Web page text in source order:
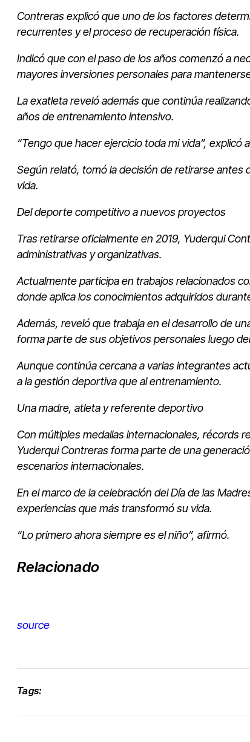
Contreras explicó que uno de los factores
recurrentes y el proceso de recuperación física.
Indicó que con el paso de los años comenzó a
mayores inversiones personales para
La exatleta reveló además que continúa
años de entrenamiento intensivo.
“Tengo que hacer ejercicio toda mi vida”,
Según relató, tomó la decisión de retirarse antes
vida.
Del deporte competitivo a nuevos proyectos
Tras retirarse oficialmente en 2019, Yuderqui
administrativas y organizativas.
Actualmente participa en trabajos relacionados
donde aplica los conocimientos adquiridos
Además, reveló que trabaja en el desarrollo de
forma parte de sus objetivos personales luego
Aunque continúa cercana a varias integrantes
a la gestión deportiva que al entrenamiento.
Una madre, atleta y referente deportivo
Con múltiples medallas internacionales, récords
Yuderqui Contreras forma parte de una
escenarios internacionales.
En el marco de la celebración del Día de las
experiencias que más transformó su vida.
“Lo primero ahora siempre es el niño”, afirmó.
Relacionado
source
Tags: